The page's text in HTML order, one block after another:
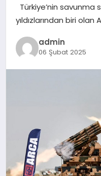
TEKNOLOJI
YAŞAM
Türkiye’nin savunma
yıldızlarından biri olan
admin
06 Şubat 2025